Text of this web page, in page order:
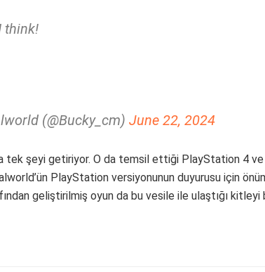
think!
(@Bucky_cm) June 22, 2024
tek şeyi getiriyor. O da temsil ettiği PlayStation 4 ve
PlayStation versiyonunun duyurusu için
geliştirilmiş oyun da bu vesile ile ulaştığı